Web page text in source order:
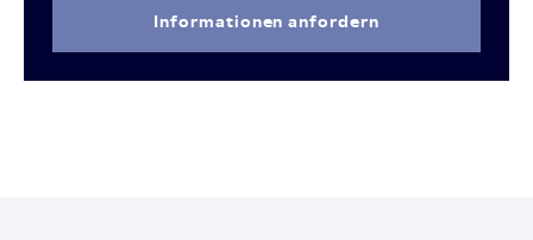
Informationen anfordern